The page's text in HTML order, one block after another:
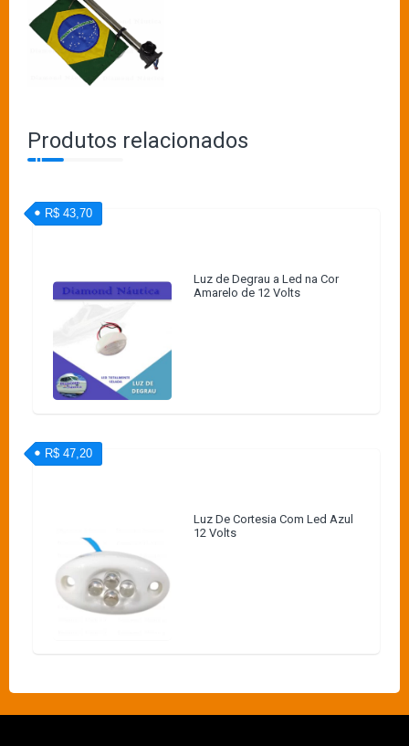
Produtos relacionados
Luz de Degrau a Led na Cor
Amarelo de 12 Volts
R$ 43,70
Luz De Cortesia Com Led Azul
12 Volts
R$ 47,20